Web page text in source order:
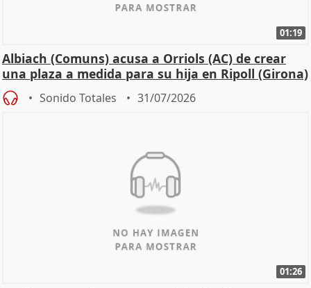
01:19
Albiach (Comuns) acusa a Orriols (AC) de crear
una plaza a medida para su hija en Ripoll (Girona)
Sonido Totales 31/07/2026
01:26